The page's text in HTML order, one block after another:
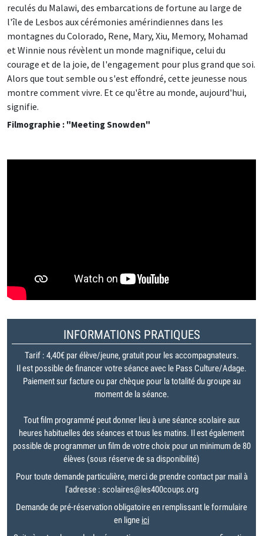
reculés du Malawi, des embarcations de fortune au large de
l'île de Lesbos aux cérémonies amérindiennes dans les
montagnes du Colorado, Rene, Mary, Xiu, Memory, Mohamad
et Winnie nous révèlent un monde magnifique, celui du
courage et de la joie, de l'engagement pour plus grand que soi.
Alors que tout semble ou s'est effondré, cette jeunesse nous
montre comment vivre. Et ce qu'être au monde, aujourd'hui,
signifie.
Filmographie : "Meeting Snowden"
INFORMATIONS PRATIQUES
Tarif : 4,40€ par élève/jeune, gratuit pour les accompagnateurs.
Il est possible de financer votre séance avec le Pass Culture/Adage.
Paiement sur facture ou par chèque pour la totalité du groupe au
moment de la séance.
Tout film programmé peut donner lieu à une séance scolaire aux
heures habituelles des séances et tous les matins. Il est également
possible de programmer un film de votre choix pour un minimum de 80
élèves (sous réserve de sa disponibilité)
Pour toute demande particulière, merci de prendre contact par mail à
l'adresse : scolaires@les400coups.org
Demande de pré-réservation obligatoire en remplissant le formulaire
en ligne ici